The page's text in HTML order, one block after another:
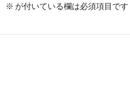
※ が付いている欄は必須項目です